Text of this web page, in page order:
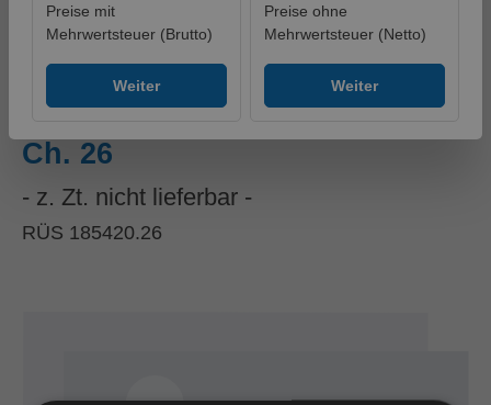
Preise mit
Mehrwertsteuer (Brutto)
Weiter
Preise ohne
Mehrwertsteuer (Netto)
Weiter
Nasopharyngealtubus steril
Ch. 26
- z. Zt. nicht lieferbar -
RÜS 185420.26